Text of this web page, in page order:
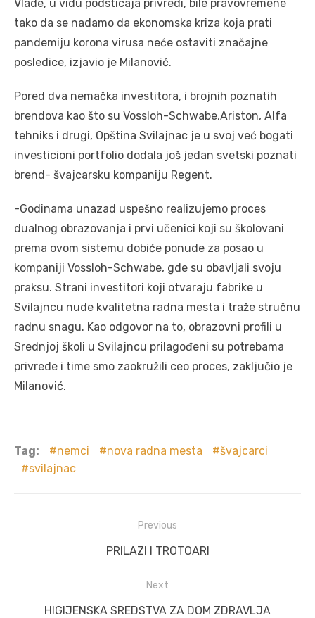
Vlade, u vidu podsticaja privredi, bile pravovremene
tako da se nadamo da ekonomska kriza koja prati
pandemiju korona virusa neće ostaviti značajne
posledice, izjavio je Milanović.
Pored dva nemačka investitora, i brojnih poznatih
brendova kao što su Vossloh-Schwabe,Ariston, Alfa
tehniks i drugi, Opština Svilajnac je u svoj već bogati
investicioni portfolio dodala još jedan svetski poznati
brend- švajcarsku kompaniju Regent.
-Godinama unazad uspešno realizujemo proces
dualnog obrazovanja i prvi učenici koji su školovani
prema ovom sistemu dobiće ponude za posao u
kompaniji Vossloh-Schwabe, gde su obavljali svoju
praksu. Strani investitori koji otvaraju fabrike u
Svilajncu nude kvalitetna radna mesta i traže stručnu
radnu snagu. Kao odgovor na to, obrazovni profili u
Srednjoj školi u Svilajncu prilagođeni su potrebama
privrede i time smo zaokružili ceo proces, zaključio je
Milanović.
Tag: nemci nova radna mesta
švajcarci
svilajnac
Previous
Previous
PRILAZI I TROTOARI
Next
Next
HIGIJENSKA SREDSTVA ZA DOM ZDRAVLJA